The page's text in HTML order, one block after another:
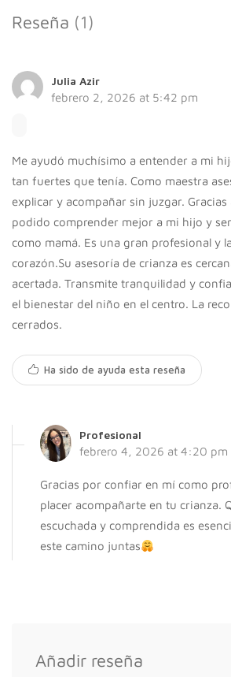
Control de esfínteres
Respeto
Acompañamiento emocional
Escuela infantil
Reseña (1)
Julia Azir
febrero 2, 2026 at 5:42 pm
Me ayudó muchísimo a entender a mi
tan fuertes que tenía. Como maestra
explicar y acompañar sin juzgar.
podido comprender mejor a mi hijo y
como mamá. Es una gran profesional y
corazón.Su asesoría de crianza es
acertada. Transmite tranquilidad y
el bienestar del niño en el centro. La
cerrados.
Ha sido de ayuda esta reseña
Profesional
febrero 4, 2026 at 4:20 pm
Gracias por confiar en mí como
placer acompañarte en tu crianza.
escuchada y comprendida es
este camino juntas
Añadir reseña